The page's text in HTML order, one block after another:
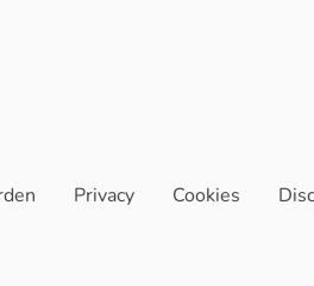
Privacy Cookies